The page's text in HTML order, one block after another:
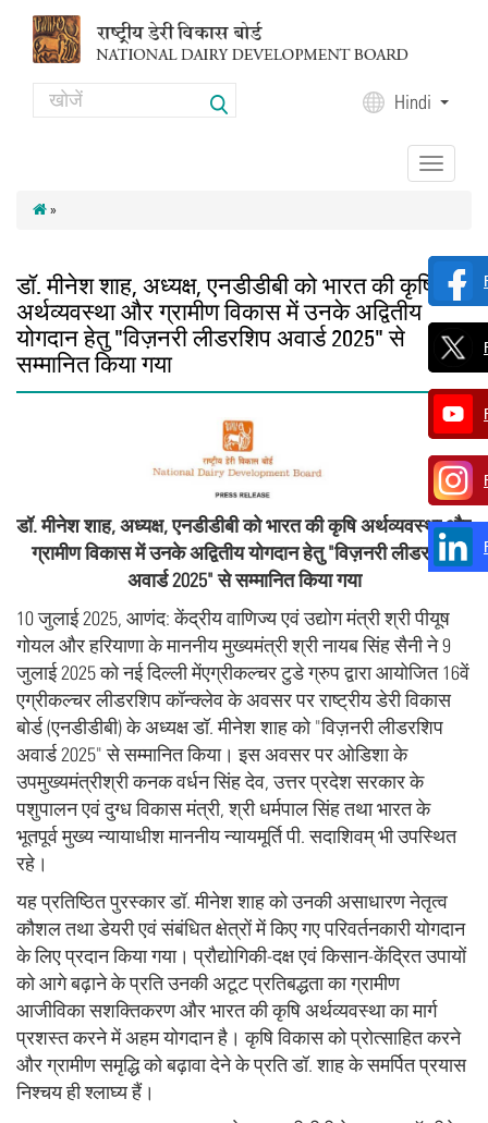
Search Hindi
Toggle
navigation
»
डॉ. मीनेश शाह, अध्यक्ष, एनडीडीबी को भारत की कृषि
अर्थव्यवस्था और ग्रामीण विकास में उनके अद्वितीय
योगदान हेतु "विज़नरी लीडरशिप अवार्ड 2025" से
सम्मानित किया गया
डॉ. मीनेश शाह, अध्यक्ष, एनडीडीबी को भारत की कृषि अर्थव्यवस्था और
ग्रामीण विकास में उनके अद्वितीय योगदान हेतु "विज़नरी लीडरशिप
अवार्ड 2025" से सम्मानित किया गया
10 जुलाई 2025, आणंद: केंद्रीय वाणिज्य एवं उद्योग मंत्री श्री पीयूष
गोयल और हरियाणा के माननीय मुख्यमंत्री श्री नायब सिंह सैनी ने 9
जुलाई 2025 को नई दिल्ली मेंएग्रीकल्चर टुडे ग्रुप द्वारा आयोजित 16वें
एग्रीकल्चर लीडरशिप कॉन्क्लेव के अवसर पर राष्ट्रीय डेरी विकास
बोर्ड (एनडीडीबी) के अध्यक्ष डॉ. मीनेश शाह को "विज़नरी लीडरशिप
अवार्ड 2025" से सम्मानित किया। इस अवसर पर ओडिशा के
उपमुख्यमंत्रीश्री कनक वर्धन सिंह देव, उत्तर प्रदेश सरकार के
पशुपालन एवं दुग्ध विकास मंत्री, श्री धर्मपाल सिंह तथा भारत के
भूतपूर्व मुख्य न्यायाधीश माननीय न्यायमूर्ति पी. सदाशिवम् भी उपस्थित
रहे।
यह प्रतिष्ठित पुरस्कार डॉ. मीनेश शाह को उनकी असाधारण नेतृत्व
कौशल तथा डेयरी एवं संबंधित क्षेत्रों में किए गए परिवर्तनकारी योगदान
के लिए प्रदान किया गया। प्रौद्योगिकी-दक्ष एवं किसान-केंद्रित उपायों
को आगे बढ़ाने के प्रति उनकी अटूट प्रतिबद्धता का ग्रामीण
आजीविका सशक्तिकरण और भारत की कृषि अर्थव्यवस्था का मार्ग
प्रशस्त करने में अहम योगदान है। कृषि विकास को प्रोत्साहित करने
और ग्रामीण समृद्धि को बढ़ावा देने के प्रति डॉ. शाह के समर्पित प्रयास
निश्चय ही श्लाघ्य हैं।